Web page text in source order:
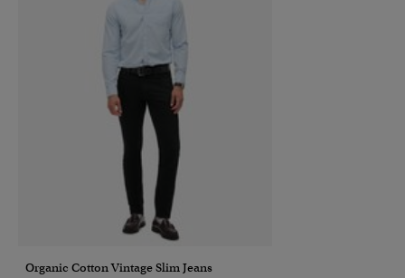
Organic Cotton Vintage Slim Jeans